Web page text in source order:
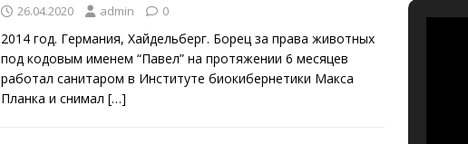
26.04.2020 admin 0
2014 год. Германия, Хайдельберг. Борец за права животных
под кодовым именем “Павел” на протяжении 6 месяцев
работал санитаром в Институте биокибернетики Макса
Планка и снимал […]